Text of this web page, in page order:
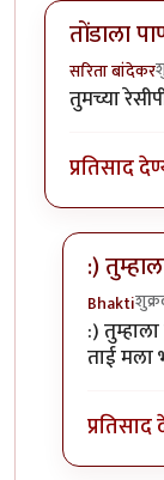
तोंडाला
सरिता बांदेकर
तुमच्या
प्रतिसाद
:)
Bhakti
In reply
:)
ताई मला
प्रतिसाद